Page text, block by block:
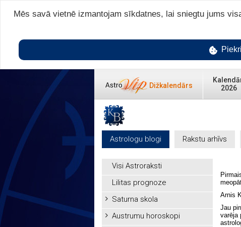
Dižkalendārs
2026
Astrologu blogi Rakstu arhīvs
Visi Astroraksti
Lilitas prognoze
Saturna skola
Austrumu horoskopi
Ar­nis
Jau
va­rē­ja
Mēs savā vietnē izmantojam sīkdatnes, lai sniegtu jums